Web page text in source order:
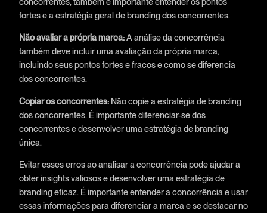
fortes e a estratégia geral de branding dos concorrentes.
Não avaliar a própria marca:A análise da concorrência
também deve incluir uma avaliação da própria marca,
incluindo seus pontos fortes e fracos e como se diferencia
dos concorrentes.
Copiar os concorrentes:Não copie a estratégia de branding
dos concorrentes. É importante diferenciar-se dos
concorrentes e desenvolver uma estratégia de branding
única.
Evitar esses erros ao analisar a concorrência pode ajudar a
obter insights valiosos e desenvolver uma estratégia de
branding eficaz. É importante entender a concorrência e usar
essas informações para diferenciar a marca e se destacar no